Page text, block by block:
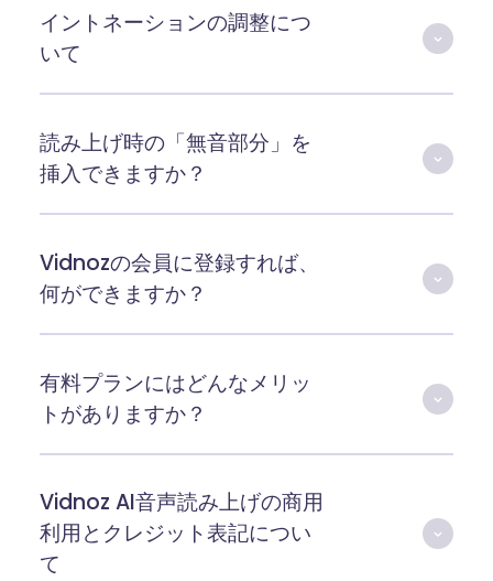
イントネーションの調整につ
いて
読み上げ時の「無音部分」を
挿入できますか？
Vidnozの会員に登録すれば、
何ができますか？
有料プランにはどんなメリッ
トがありますか？
Vidnoz AI音声読み上げの商用
利用とクレジット表記につい
て